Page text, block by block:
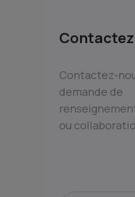
Contactez-
demande de
ou